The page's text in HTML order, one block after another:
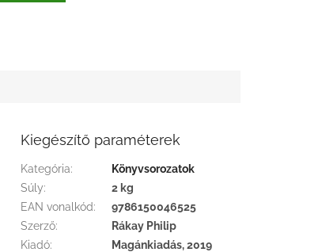
Kiegészítő paraméterek
Kategória:
Könyvsorozatok
Súly:
2 kg
EAN vonalkód:
9786150046525
Szerző:
Rákay Philip
Kiadó:
Magánkiadás, 2019